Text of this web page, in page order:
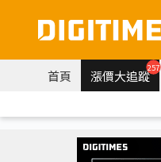
首頁 漲價大追蹤257